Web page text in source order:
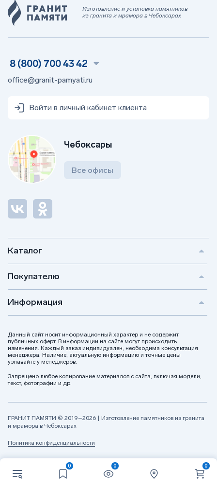
0 0 0
Изготовление и установка памятников
из гранита и мрамора в Чебоксарах
Каталог
Покупателю
Информация
Данный сайт носит информационный характер и не содержит
публичных оферт. В информации на сайте могут происходить
изменения. Каждый заказ индивидуален, необходима консультация
менеджера. Наличие, актуальную информацию и точные цены
узнавайте у менеджеров.
Запрещено любое копирование материалов с сайта, включая модели,
текст, фотографии и др.
8 (800) 700 43 42
office@granit-pamyati.ru
Войти в личный кабинет клиента
Чебоксары
Все офисы
ГРАНИТ ПАМЯТИ © 2019–2026 | Изготовление памятников из гранита
и мрамора в Чебоксарах
Политика конфиденциальности